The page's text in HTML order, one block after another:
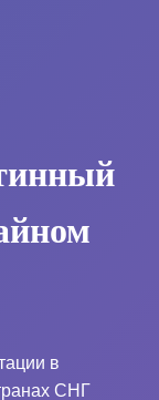
в
СНГ